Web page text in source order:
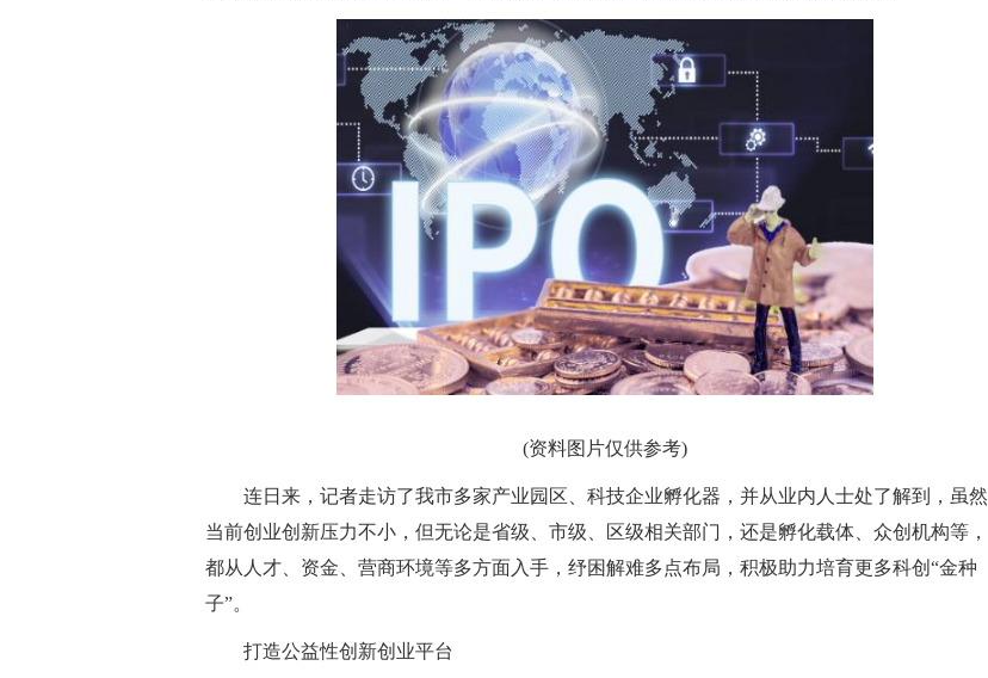
(资料图片仅供参考)
连日来，记者走访了我市多家产业园区、科技企业孵化器，并从业内人士处了解到，虽然
当前创业创新压力不小，但无论是省级、市级、区级相关部门，还是孵化载体、众创机构等，
都从人才、资金、营商环境等多方面入手，纾困解难多点布局，积极助力培育更多科创“金种
子”。
打造公益性创新创业平台